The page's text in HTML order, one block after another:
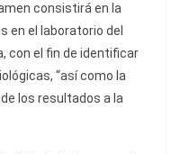
consistirá en la
en el laboratorio del
con el fin de identificar
“así como la
los resultados a la